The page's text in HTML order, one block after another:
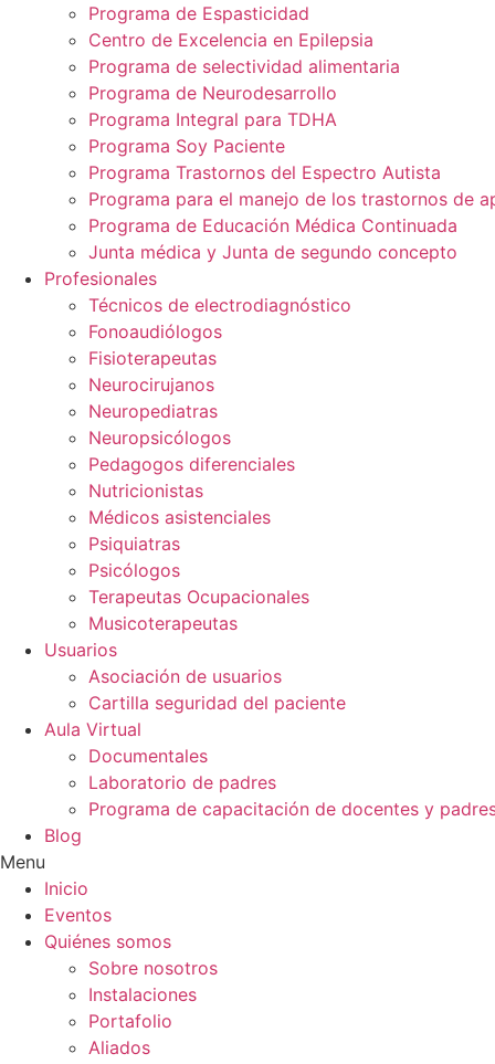
Programa de Espasticidad
Centro de Excelencia en Epilepsia
Programa de selectividad alimentaria
Programa de Neurodesarrollo
Programa Integral para TDHA
Programa Soy Paciente
Programa Trastornos del Espectro Autista
Programa para el manejo de los trastornos de
Programa de Educación Médica Continuada
Junta médica y Junta de segundo concepto
Profesionales
Técnicos de electrodiagnóstico
Fonoaudiólogos
Fisioterapeutas
Neurocirujanos
Neuropediatras
Neuropsicólogos
Pedagogos diferenciales
Nutricionistas
Médicos asistenciales
Psiquiatras
Psicólogos
Terapeutas Ocupacionales
Musicoterapeutas
Usuarios
Asociación de usuarios
Cartilla seguridad del paciente
Aula Virtual
Documentales
Laboratorio de padres
Programa de capacitación de docentes y
Blog
Menu
Inicio
Eventos
Quiénes somos
Sobre nosotros
Instalaciones
Portafolio
Aliados